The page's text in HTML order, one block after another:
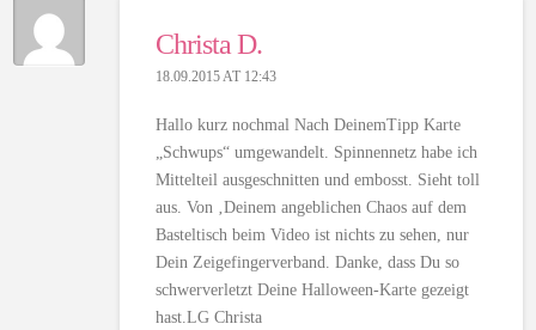
Christa D.
18.09.2015 AT 12:43
Hallo kurz nochmal Nach DeinemTipp Karte
„Schwups“ umgewandelt. Spinnennetz habe ich
Mittelteil ausgeschnitten und embosst. Sieht toll
aus. Von ‚Deinem angeblichen Chaos auf dem
Basteltisch beim Video ist nichts zu sehen, nur
Dein Zeigefingerverband. Danke, dass Du so
schwerverletzt Deine Halloween-Karte gezeigt
hast.LG Christa